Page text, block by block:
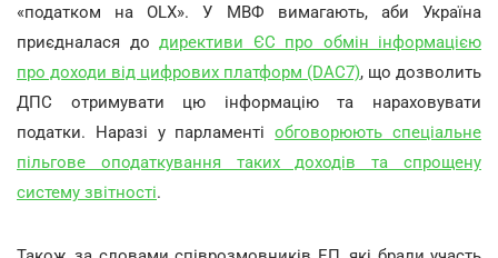
«податком на OLX». У МВФ вимагають, аби Україна
приєдналася до директиви ЄС про обмін інформацією
про доходи від цифрових платформ (DAC7), що дозволить
ДПС отримувати цю інформацію та нараховувати
податки. Наразі у парламентіобговорюють спеціальне
пільгове оподаткування таких доходів та спрощену
систему звітності.